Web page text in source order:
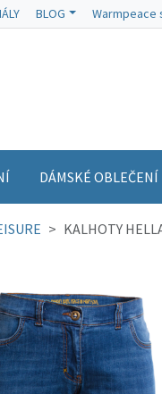
BLOG Warmpeace
DÁMSKÉ OBLEČENÍ
KALHOTY